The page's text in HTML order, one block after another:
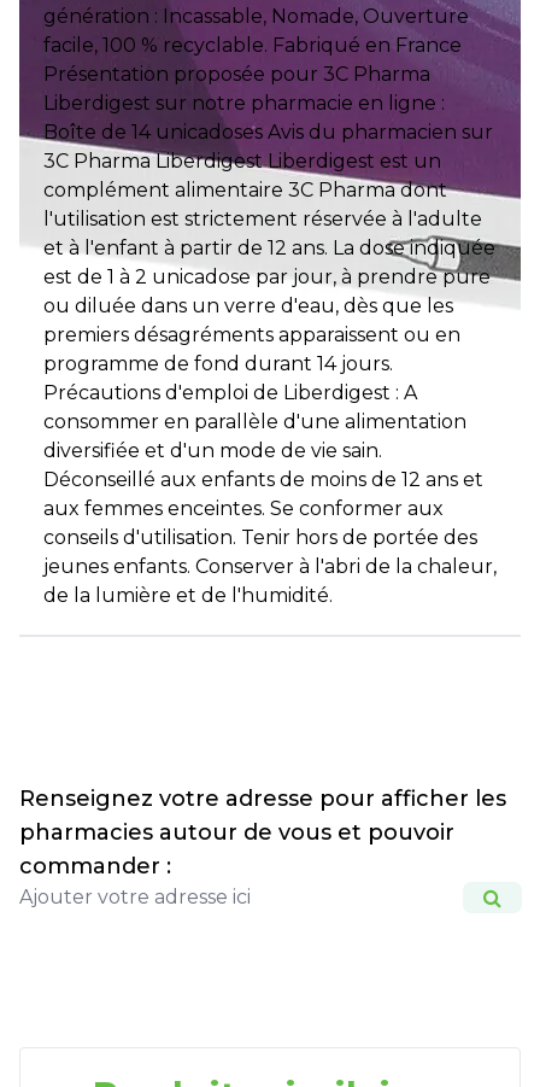
génération : Incassable, Nomade, Ouverture
facile, 100 % recyclable. Fabriqué en France
Présentation proposée pour 3C Pharma
Liberdigest sur notre pharmacie en ligne :
Boîte de 14 unicadoses Avis du pharmacien sur
3C Pharma Liberdigest Liberdigest est un
complément alimentaire 3C Pharma dont
l'utilisation est strictement réservée à l'adulte
et à l'enfant à partir de 12 ans. La dose indiquée
est de 1 à 2 unicadose par jour, à prendre pure
ou diluée dans un verre d'eau, dès que les
premiers désagréments apparaissent ou en
programme de fond durant 14 jours.
Précautions d'emploi de Liberdigest : A
consommer en parallèle d'une alimentation
diversifiée et d'un mode de vie sain.
Déconseillé aux enfants de moins de 12 ans et
aux femmes enceintes. Se conformer aux
conseils d'utilisation. Tenir hors de portée des
jeunes enfants. Conserver à l'abri de la chaleur,
de la lumière et de l'humidité.
Renseignez votre adresse pour afficher les
pharmacies autour de vous et pouvoir
commander :